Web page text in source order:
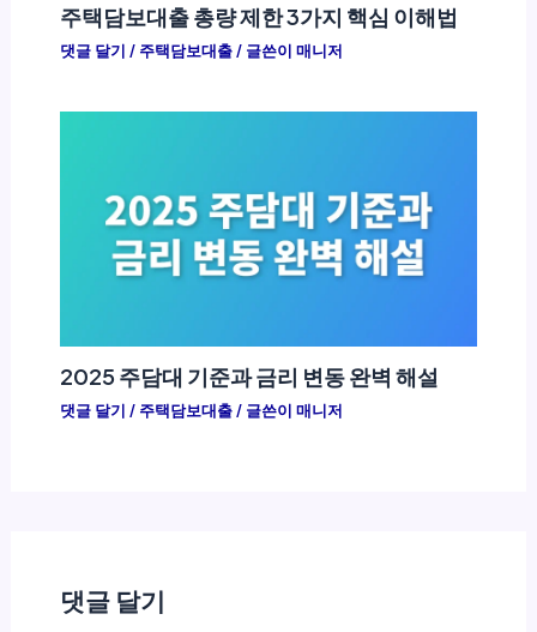
주택담보대출 총량 제한 3가지 핵심 이해법
댓글 달기 / 주택담보대출/ 글쓴이 매니저
2025 주담대 기준과 금리 변동 완벽 해설
댓글 달기 / 주택담보대출/ 글쓴이 매니저
댓글 달기